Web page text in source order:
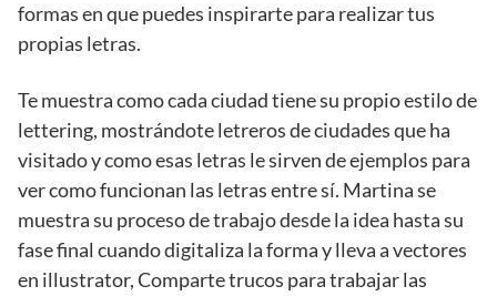
formas en que puedes inspirarte para realizar tus
propias letras.
Te muestra como cada ciudad tiene su propio estilo de
lettering, mostrándote letreros de ciudades que ha
visitado y como esas letras le sirven de ejemplos para
ver como funcionan las letras entre sí. Martina se
muestra su proceso de trabajo desde la idea hasta su
fase final cuando digitaliza la forma y lleva a vectores
en illustrator, Comparte trucos para trabajar las